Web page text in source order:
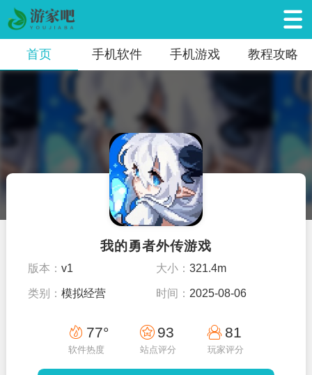
首页 手机软件 手机游戏 教程攻略
我的勇者外传游戏
版本：v1 大小： 321.4m
类别：模拟经营 时间： 2025-08-06
77°
软件热度
93
站点评分
81
玩家评分